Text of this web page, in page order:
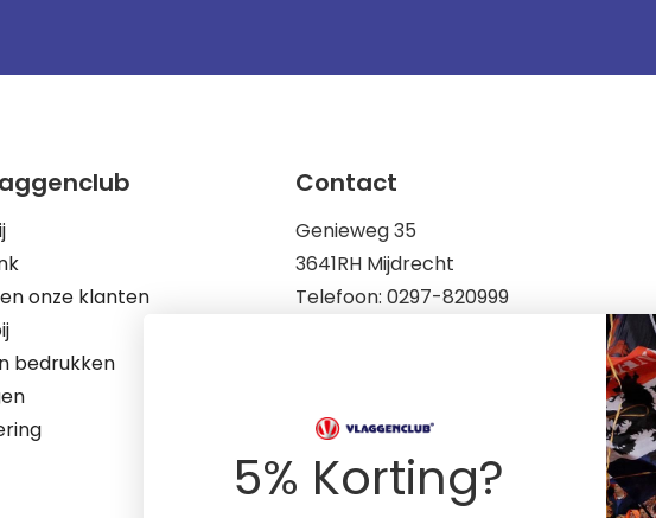
onze klanten
bedrukken
Contact
Genieweg 35
3641RH Mijdrecht
Telefoon: 0297-820999
Op werkdagen zijn wij bereikbaar van
9.00 tot 17.00
5% Korting?